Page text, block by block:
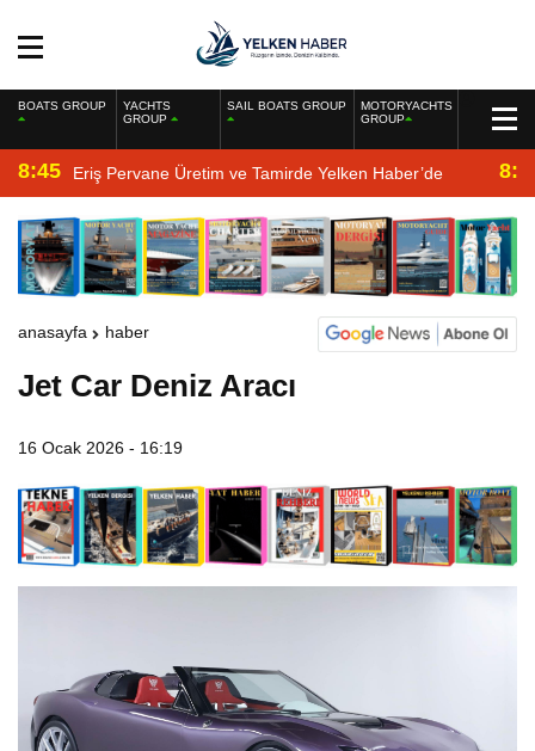
BOATS GROUP
YACHTS
GROUP
SAIL BOATS GROUP
MOTORYACHTS
GROUP
8:45 Eriş Pervane Üretim ve Tamirde Yelken Haber’de
anasayfa haber
Jet Car Deniz Aracı
16 Ocak 2026 - 16:19